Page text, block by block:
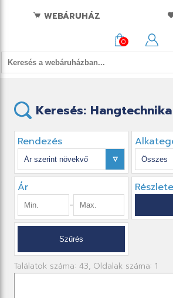
WEBÁRUHÁZ
0
Keresés:
Rendezés
Ár
-
Találatok száma: 43, Oldalak száma: 1